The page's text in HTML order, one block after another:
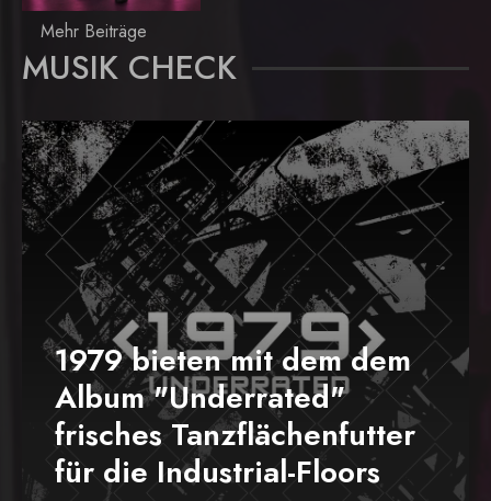
Mehr Beiträge
MUSIK CHECK
1979 bieten mit dem dem
Album "Underrated"
frisches Tanzflächenfutter
für die Industrial-Floors